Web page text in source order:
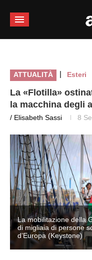
ATTUALITÀ | Esteri
La «Flotilla»
la macchina degli
/ Elisabeth Sassi 8
La mobilitazione della
di migliaia di persone
d’Europa (Keystone)